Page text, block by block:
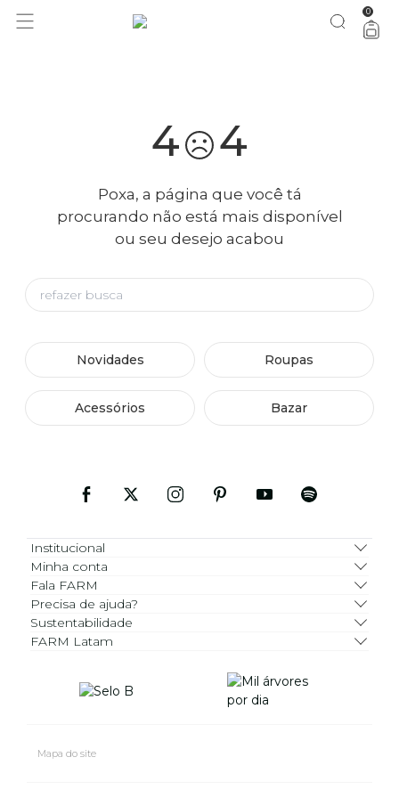
você merece 30% OFF pra comemorar com a gente aproveita! 0
4 4
Poxa, a página que você tá
procurando não está mais disponível
ou seu desejo acabou
Novidades Roupas
Acessórios Bazar
Institucional
Minha conta
Fala FARM
Precisa de ajuda?
Sustentabilidade
FARM Latam
Mapa do site